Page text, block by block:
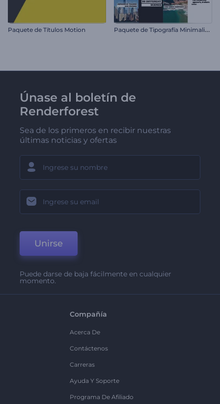
Paquete de Títulos Motion P
aquete de Tipografía Minimalista
Únase al boletín de
Renderforest
Sea de los primeros en recibir nuestras
últimas noticias y ofertas
Unirse
Puede darse de baja fácilmente en cualquier
momento.
Compañía
Acerca De
Contáctenos
Carreras
Ayuda Y Soporte
Programa De Afiliado